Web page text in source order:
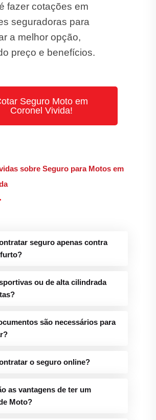
fazer cotações em
seguradoras para
a melhor opção,
preço e benefícios.
Seguro Moto em
Coronel Vivida!
sobre Seguro para Motos em
seguro apenas contra
ou de alta cilindrada
são necessários para
o seguro online?
as vantagens de ter um
Moto?